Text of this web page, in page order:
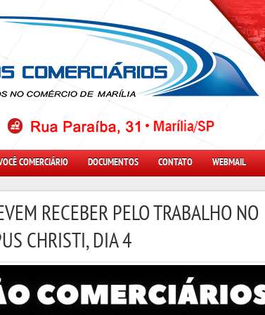
COMERCIÁRIO DOCUMENTOS CONTATO WEBMAIL
RECEBER PELO TRABALHO NO
CHRISTI, DIA 4